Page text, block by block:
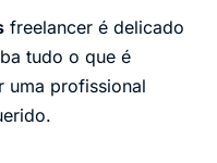
freelancer é delicado
tudo o que é
uma profissional